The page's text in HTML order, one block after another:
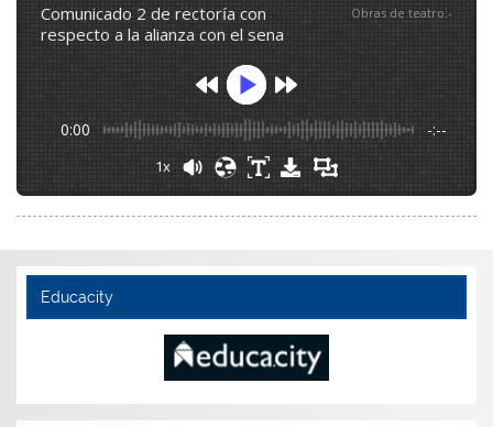
comunicado 2 de rectoría con
respecto a la alianza con el sena
Obras de teatro:-
0:00 -:--
1x
Educacity